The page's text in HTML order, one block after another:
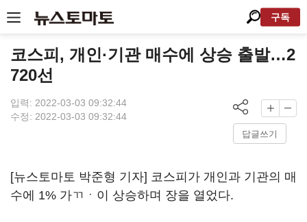
구독
코스피, 개인·기관 매수에 상승 출발…2
720선
입력: 2022-03-03 09:32:44
수정: 2022-03-03 09:32:44
답글쓰기
[뉴스토마토 박준형 기자] 코스피가 개인과 기관의 매
수에 1% 가ㄲㆍ이 상승하며 장을 열었다.